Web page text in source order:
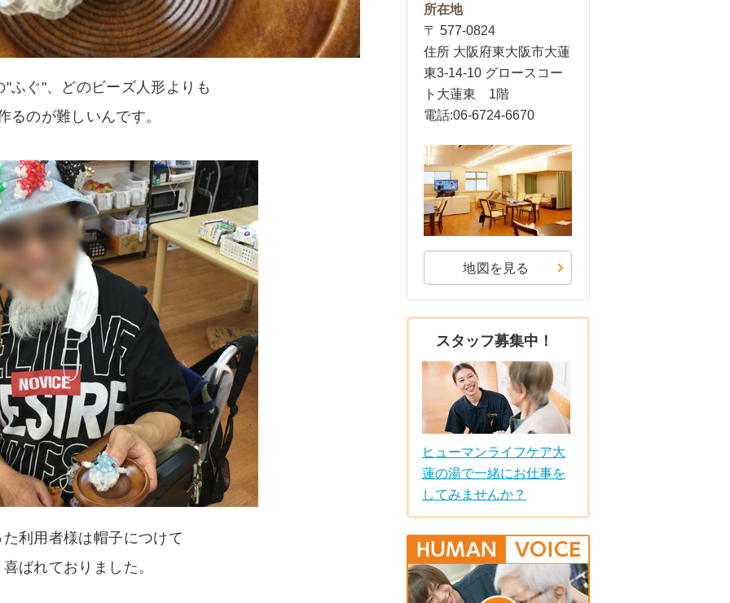
"ふぐ"、どのビーズ人形よりも
るのが難しいんです。
た利用者様は帽子につけて
喜ばれておりました。
所在地
〒 577-0824
住所 大阪府東大阪市大蓮
東3-14-10 グロースコー
ト大蓮東 1階
電話:06-6724-6670
地図を見る
スタッフ募集中！
ヒューマンライフケア大
蓮の湯で一緒にお仕事を
してみませんか？